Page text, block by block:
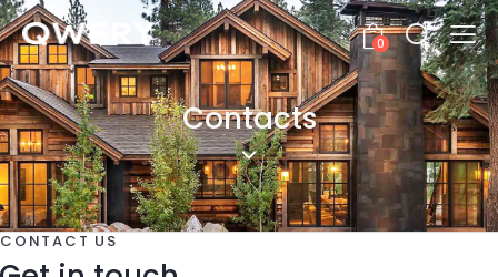
0
Contacts
CONTACT US